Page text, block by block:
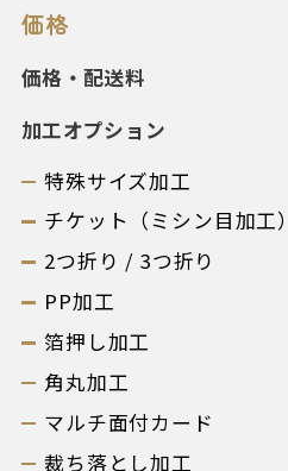
価格
価格・配送料
加工オプション
特殊サイズ加工
チケット（ミシン目加工）
2つ折り / 3つ折り
PP加工
箔押し加工
角丸加工
マルチ面付カード
裁ち落とし加工